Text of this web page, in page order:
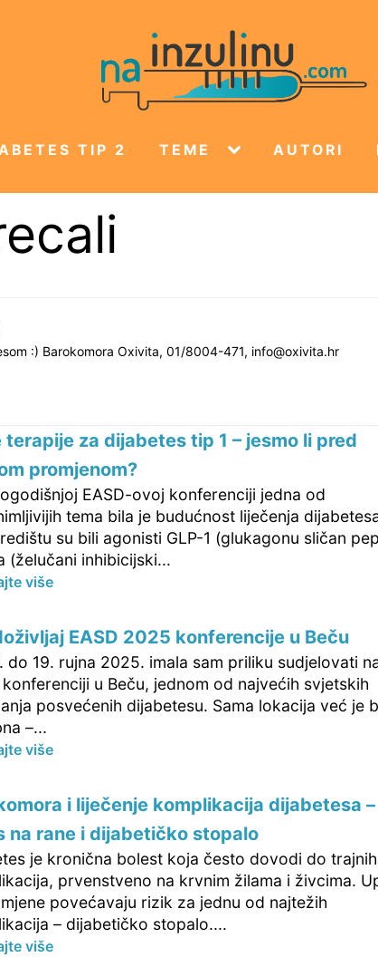
TIP 2 TEME AUTORI
:) Barokomora Oxivita, 01/8004-471, info@oxivita.hr
terapije za dijabetes tip 1 – jesmo li pred
promjenom?
EASD-ovoj konferenciji jedna od
tema bila je budućnost liječenja
su bili agonisti GLP-1 (glukagonu sličan
(želučani inhibicijski...
više
EASD 2025 konferencije u Beču
do 19. rujna 2025. imala sam priliku sudjelovati
konferenciji u Beču, jednom od najvećih svjetskih
posvećenih dijabetesu. Sama lokacija već je
–...
više
i liječenje komplikacija dijabetesa –
na rane i dijabetičko stopalo
je kronična bolest koja često dovodi do trajnih
prvenstveno na krvnim žilama i živcima.
povećavaju rizik za jednu od najtežih
– dijabetičko stopalo....
više